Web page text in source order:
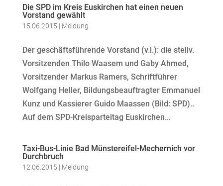
Die SPD im Kreis Euskirchen hat einen neuen
Vorstand gewählt
15.06.2015 | Meldung
Der geschäftsführende Vorstand (v.l.): die stellv.
Vorsitzenden Thilo Waasem und Gaby Ahmed,
Vorsitzender Markus Ramers, Schriftführer
Wolfgang Heller, Bildungsbeauftragter Emmanuel
Kunz und Kassierer Guido Maassen (Bild: SPD)..
Auf dem SPD-Kreisparteitag Euskirchen...
Taxi-Bus-Linie Bad Münstereifel-Mechernich vor
Durchbruch
12.06.2015 | Meldung